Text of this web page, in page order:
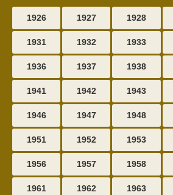
1926 1927 1928
1931 1932 1933
1936 1937 1938
1941 1942 1943
1946 1947 1948
1951 1952 1953
1956 1957 1958
1961 1962 1963